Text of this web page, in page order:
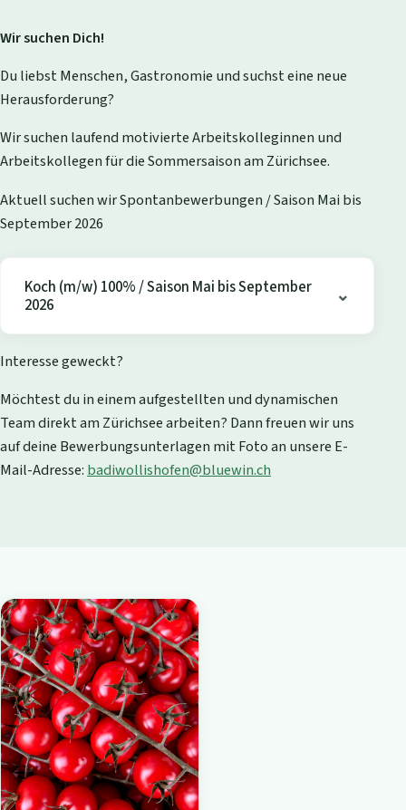
Wir suchen Dich!
Du liebst Menschen, Gastronomie und suchst eine neue
Herausforderung?
Wir suchen laufend motivierte Arbeitskolleginnen und
Arbeitskollegen für die Sommersaison am Zürichsee.
Aktuell suchen wir Spontanbewerbungen / Saison Mai bis
September 2026
Koch (m/w) 100% / Saison Mai bis September
2026
Interesse geweckt?
Möchtest du in einem aufgestellten und dynamischen
Team direkt am Zürichsee arbeiten? Dann freuen wir uns
auf deine Bewerbungsunterlagen mit Foto an unsere E-
Mail-Adresse:badiwollishofen@bluewin.ch